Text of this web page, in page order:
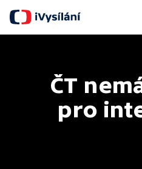
ČT
pro